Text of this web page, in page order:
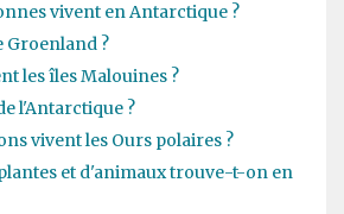
vivent en Antarctique ?
Groenland ?
les îles Malouines ?
l'Antarctique ?
vivent les Ours polaires ?
et d'animaux trouve-t-on en